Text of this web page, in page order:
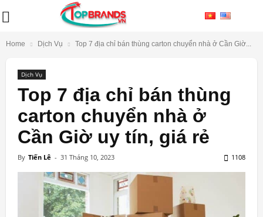
Home Dịch Vụ Top 7 địa chỉ bán thùng carton chuyển nhà ở Cần Giờ...
Dịch Vụ
Top 7 địa chỉ bán thùng
carton chuyển nhà ở
Cần Giờ uy tín, giá rẻ
By Tiến Lê - 31 Tháng 10, 2023 1108